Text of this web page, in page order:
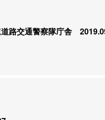
路交通警察隊庁舎